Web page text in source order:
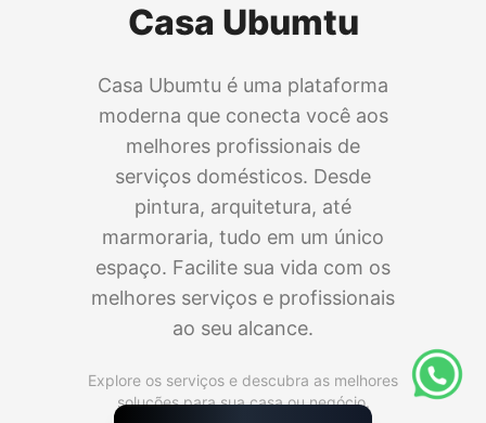
Casa Ubumtu
Casa Ubumtu é uma plataforma
moderna que conecta você aos
melhores profissionais de
serviços domésticos. Desde
pintura, arquitetura, até
marmoraria, tudo em um único
espaço. Facilite sua vida com os
melhores serviços e profissionais
ao seu alcance.
Explore os serviços e descubra as melhores
soluções para sua casa ou negócio.